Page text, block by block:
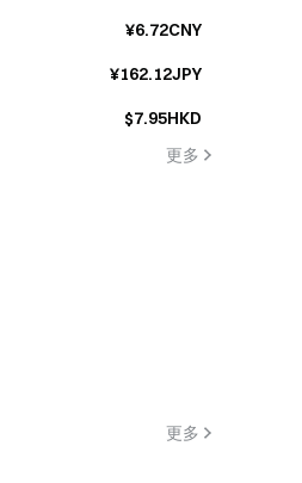
¥6.72CNY
¥162.12JPY
$7.95HKD
更多
更多